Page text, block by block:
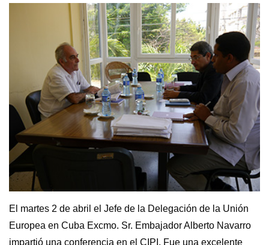
El martes 2 de abril el Jefe de la Delegación de la Unión
Europea en Cuba Excmo. Sr. Embajador Alberto Navarro
impartió una conferencia en el CIPI. Fue una excelente